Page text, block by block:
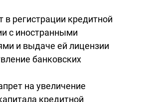
в регистрации кредитной
с иностранными
и выдаче ей лицензии
банковских
на увеличение
кредитной